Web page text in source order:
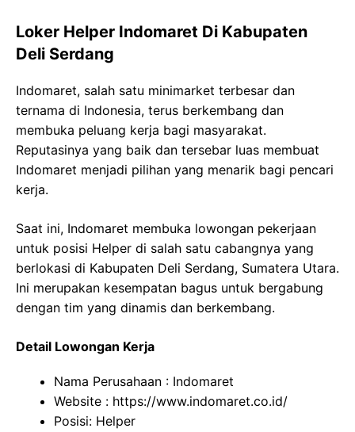
Loker Helper Indomaret Di Kabupaten
Deli Serdang
Indomaret, salah satu minimarket terbesar dan
ternama di Indonesia, terus berkembang dan
membuka peluang kerja bagi masyarakat.
Reputasinya yang baik dan tersebar luas membuat
Indomaret menjadi pilihan yang menarik bagi pencari
kerja.
Saat ini, Indomaret membuka lowongan pekerjaan
untuk posisi Helper di salah satu cabangnya yang
berlokasi di Kabupaten Deli Serdang, Sumatera Utara.
Ini merupakan kesempatan bagus untuk bergabung
dengan tim yang dinamis dan berkembang.
Detail Lowongan Kerja
Nama Perusahaan : Indomaret
Website : https://www.indomaret.co.id/
Posisi: Helper